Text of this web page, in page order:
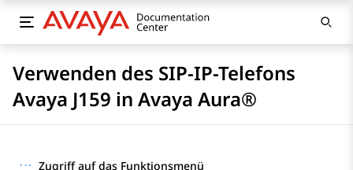
Verwenden des SIP-IP-Telefons
Avaya J159 in Avaya Aura®
··· Zugriff auf das Funktionsmenü